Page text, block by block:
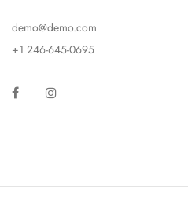
demo@demo.com
+1 246-645-0695
Facebook